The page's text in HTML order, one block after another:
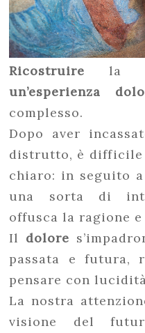
Ricostruire la
un’esperienza
complesso.
Dopo aver
distrutto, è difficile
chiaro: in seguito
una sorta di
offusca la ragione
Il dolore
passata e futura,
pensare con
La nostra
visione del